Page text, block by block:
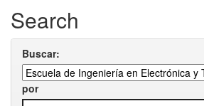
Search
Buscar:
por